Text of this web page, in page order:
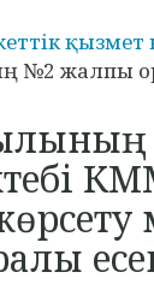
қызмет
№2 жалпы